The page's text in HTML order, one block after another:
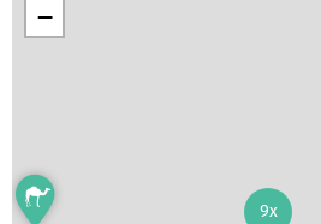
9x
−